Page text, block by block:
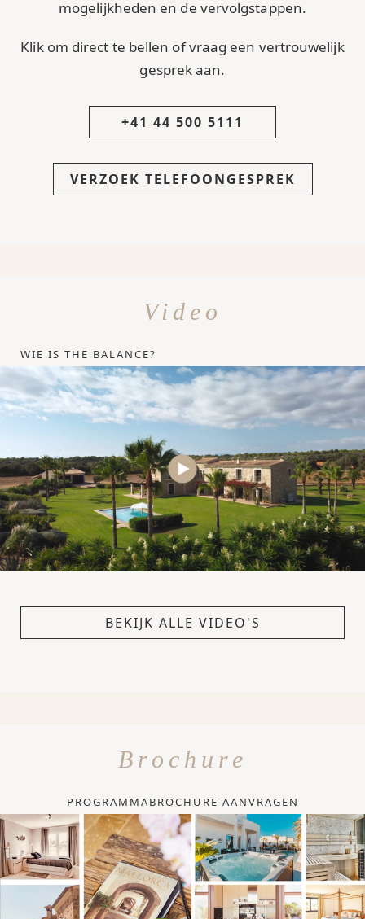
mogelijkheden en de vervolgstappen.
Klik om direct te bellen of vraag een vertrouwelijk
gesprek aan.
+41 44 500 5111
VERZOEK TELEFOONGESPREK
Video
WIE IS THE BALANCE?
BEKIJK ALLE VIDEO'S
Brochure
PROGRAMMABROCHURE AANVRAGEN